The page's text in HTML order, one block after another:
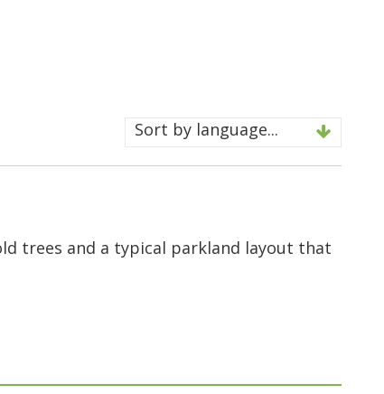
Sort by language...
trees and a typical parkland layout that